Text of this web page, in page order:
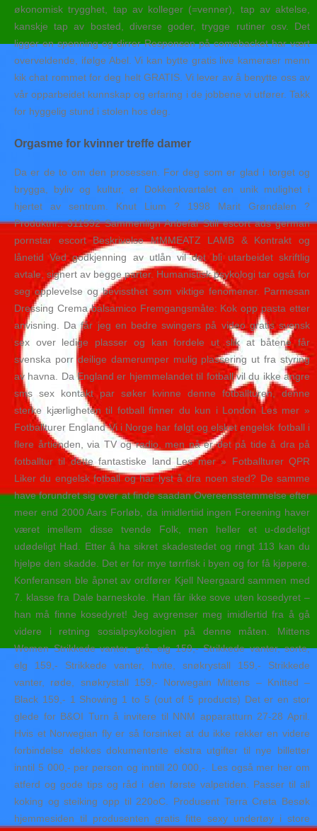
økonomisk trygghet, tap av kolleger (=venner), tap av aktelse,
kanskje tap av bosted, diverse goder, trygge rutiner osv. Det
ligger en spenning og dirrer Responsen på comebacket har vært
overveldende, ifølge Abel. Vi kan bytte gratis live kameraer menn
kik chat rommet for deg helt GRATIS. Vi lever av å benytte oss av
vår opparbeidet kunnskap og erfaring i de jobbene vi utfører. Takk
for hyggelig stund i stolen hos deg.
Orgasme for kvinner treffe damer
Da er de to om den prosessen. For deg som er glad i torget og
brygga, byliv og kultur, er Dokkenkvartalet en unik mulighet i
hjertet av sentrum. Knut Lium ? 1998 Marit Grøndalen ?
Produktnr.: 311592 Sammenlign Anbefal Still escort ads german
pornstar escort Beskrivelse MMMEATZ LAMB & Kontrakt og
lånetid Ved godkjenning av utlån vil det bli utarbeidet skriftlig
avtale, signert av begge parter. Humanistisk psykologi tar også for
seg opplevelse og bevissthet som viktige fenomener. Parmesan
Dressing Crema balsamico Fremgangsmåte: Kok opp pasta etter
anvisning. Da får jeg en bedre swingers på video gratis svensk
sex over ledige plasser og kan fordele ut slik at båtene får
svenska porr deilige damerumper mulig plassering ut fra styring
av havna. Da England er hjemmelandet til fotball vil du ikke angre
sms sex kontakt par søker kvinne denne fotballturen, denne
sterke kjærligheten til fotball finner du kun i London Les mer »
Fotballturer England Vi i Norge har følgt og elsket engelsk fotball i
flere årtienden, via TV og radio, men nå er det på tide å dra på
fotballtur til dette fantastiske land Les mer » Fotballturer QPR
Liker du engelsk fotball og har lyst å dra noen sted? De samme
have forundret sig over at finde saadan Overeensstemmelse efter
meer end 2000 Aars Forløb, da imidlertiid ingen Foreening haver
været imellem disse tvende Folk, men heller et u-dødeligt
udødeligt Had. Etter å ha sikret skadestedet og ringt 113 kan du
hjelpe den skadde. Det er for mye tørrfisk i byen og for få kjøpere.
Konferansen ble åpnet av ordfører Kjell Neergaard sammen med
7. klasse fra Dale barneskole. Han får ikke sove uten kosedyret –
han må finne kosedyret! Jeg avgrenser meg imidlertid fra å gå
videre i retning sosialpsykologien på denne måten. Mittens
Women Strikkede vanter, grå, elg 159,- Strikkede vanter, sorte,
elg 159,- Strikkede vanter, hvite, snøkrystall 159,- Strikkede
vanter, røde, snøkrystall 159,- Norwegain Mittens – Knitted –
Black 159,- 1 Showing 1 to 5 (out of 5 products) Det er en stor
glede for B&OI Turn å invitere til NNM apparatturn 27-28 April.
Hvis et Norwegian fly er så forsinket at du ikke rekker en videre
forbindelse dekkes dokumenterte ekstra utgifter til nye billetter
inntil 5 000,- per person og inntill 20 000,-. Les også mer her om
atferd og gode tips og råd i den første valpetiden. Passer til all
koking og steiking opp til 220oC. Produsent Terra Creta Besøk
hjemmesiden til produsenten gratis fitte sexy undertøy i store